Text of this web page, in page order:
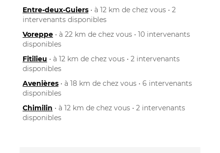
Entre-deux-Guiers • à 12 km de chez vous • 2
intervenants disponibles
Voreppe • à 22 km de chez vous • 10 intervenants
disponibles
Fitilieu • à 12 km de chez vous • 2 intervenants
disponibles
Avenières • à 18 km de chez vous • 6 intervenants
disponibles
Chimilin • à 12 km de chez vous • 2 intervenants
disponibles